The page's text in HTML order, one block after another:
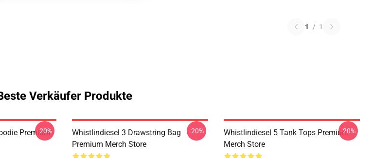
1 / 1
Verkäufer Produkte
Premium
-20%
Whistlindiesel 3 Drawstring Bag
Premium Merch Store
-20%
Whistlindiesel 5 Tank Tops Premium
Merch Store
-20%